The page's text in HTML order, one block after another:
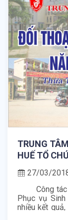
TRUNG
HUẾ TỔ
NĂM HỌC
27/03/
Công
Phục vụ
nhiều kết